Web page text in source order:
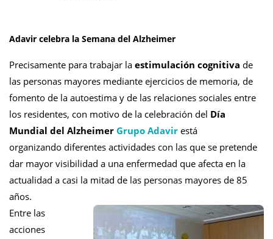
Adavir celebra la Semana del Alzheimer
Precisamente para trabajar la estimulación cognitiva de
las personas mayores mediante ejercicios de memoria, de
fomento de la autoestima y de las relaciones sociales entre
los residentes, con motivo de la celebración del Día
Mundial del Alzheimer Grupo Adavir está
organizando diferentes actividades con las que se pretende
dar mayor visibilidad a una enfermedad que afecta en la
actualidad a casi la mitad de las personas mayores de 85
años.
Entre las
acciones